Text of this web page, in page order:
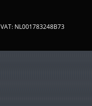
NL001783248B73